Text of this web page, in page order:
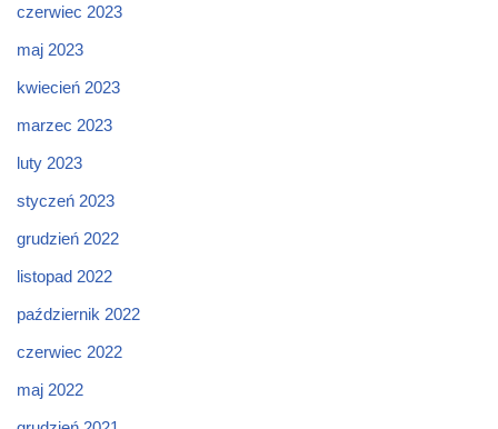
czerwiec 2023
maj 2023
kwiecień 2023
marzec 2023
luty 2023
styczeń 2023
grudzień 2022
listopad 2022
październik 2022
czerwiec 2022
maj 2022